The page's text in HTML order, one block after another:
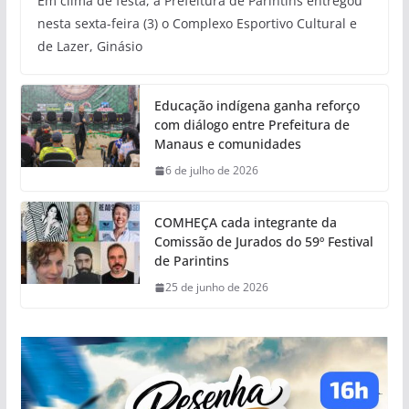
nesta sexta-feira (3) o Complexo Esportivo Cultural e
de Lazer, Ginásio
Educação indígena ganha reforço
com diálogo entre Prefeitura de
Manaus e comunidades
6 de julho de 2026
COMHEÇA cada integrante da
Comissão de Jurados do 59º Festival
de Parintins
25 de junho de 2026